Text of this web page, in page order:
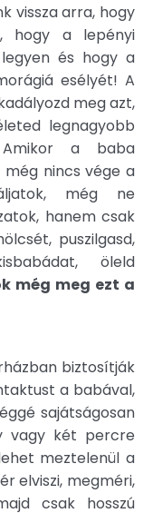
vissza arra, hogy
hogy a lepényi
és hogy a
esélyét! A
meg azt,
legnagyobb
a baba
nincs vége a
még ne
hanem csak
puszilgasd,
öleld
még meg ezt a
biztosítják
a babával,
sajátságosan
vagy két percre
meztelenül a
elviszi, megméri,
csak hosszú